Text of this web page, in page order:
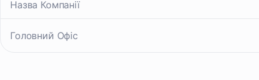
Назва Компанії
Головний Офіс